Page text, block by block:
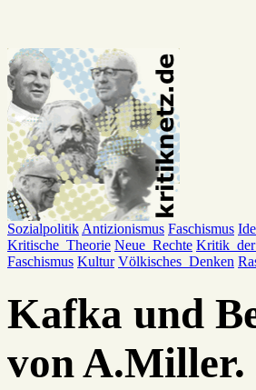
Sozialpolitik Antizionismus Faschismus
Kritische_Theorie Neue_Rechte
Faschismus Kultur Völkisches_Denken
Kafka und
von A.Miller.